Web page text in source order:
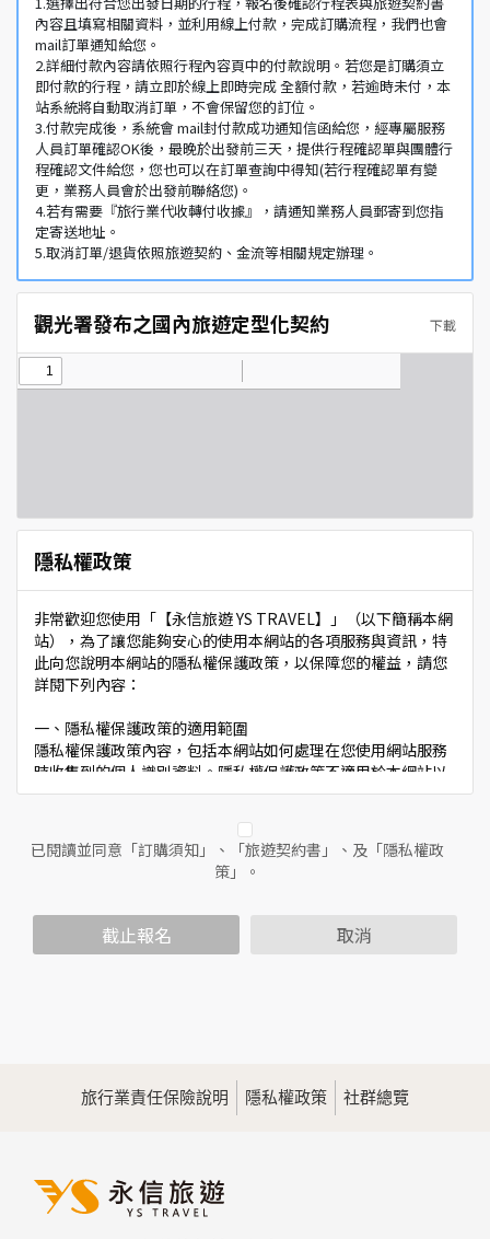
內容且填寫相關資料，並利用線上付款，完成訂購流程，我們也會
mail訂單通知給您。
2.詳細付款內容請依照行程內容頁中的付款說明。若您是訂購須立
即付款的行程，請立即於線上即時完成 全額付款，若逾時未付，本
站系統將自動取消訂單，不會保留您的訂位。
3.付款完成後，系統會 mail封付款成功通知信函給您，經專屬服務
人員訂單確認OK後，最晚於出發前三天，提供行程確認單與團體行
程確認文件給您，您也可以在訂單查詢中得知(若行程確認單有變
更，業務人員會於出發前聯絡您)。
4.若有需要『旅行業代收轉付收據』，請通知業務人員郵寄到您指
定寄送地址。
5.取消訂單/退貨依照旅遊契約、金流等相關規定辦理。
觀光署發布之國內旅遊定型化契約 下載
隱私權政策
非常歡迎您使用「【永信旅遊 YS TRAVEL】」（以下簡稱本網
站），為了讓您能夠安心的使用本網站的各項服務與資訊，特
此向您說明本網站的隱私權保護政策，以保障您的權益，請您
詳閱下列內容：
一、隱私權保護政策的適用範圍
隱私權保護政策內容，包括本網站如何處理在您使用網站服務
時收集到的個人識別資料。隱私權保護政策不適用於本網站以
外的相關連結網站，也不適用於非本網站所委託或參與管理的
二、個人資料的蒐集、處理及利用方式
當您造訪本網站或使用本網站所提供之功能服務時，我們將視
範圍內處理及利用您的個人資料；非經您書面同意，本網站不
會將個人資料用於其他用途。
為提供精確的服務，我們會將收集的問卷調查內容進行統計與
分析，分析結果之統計數據或說明文字呈現，除供內部研究
三、資料之保護
已閱讀並同意「訂購須知」、「旅遊契約書」、及「隱私權政
策」。
截止報名 取消
旅行業責任保險說明 隱私權政策 社群總覽